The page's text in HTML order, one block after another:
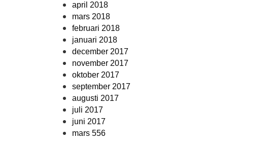
april 2018
mars 2018
februari 2018
januari 2018
december 2017
november 2017
oktober 2017
september 2017
augusti 2017
juli 2017
juni 2017
mars 556